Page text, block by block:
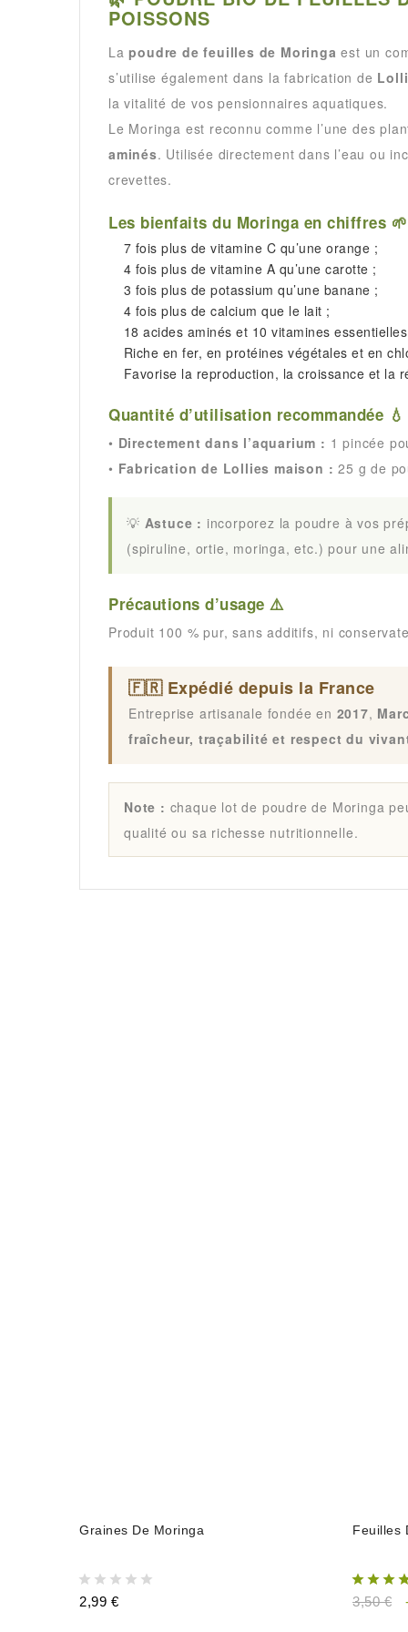
POISSONS
Lapoudre de feuilles de Moringa est un
s’utilise également dans la fabrication de
la vitalité de vos pensionnaires aquatiques.
Le Moringa est reconnu comme l’une des
aminés. Utilisée directement dans l’eau ou
crevettes.
Les bienfaits du Moringa en chiffres 🌱
7 fois plus de vitamine C qu’une orange ;
4 fois plus de vitamine A qu’une carotte ;
3 fois plus de potassium qu’une banane ;
4 fois plus de calcium que le lait ;
18 acides aminés et 10 vitamines
Riche en fer, en protéines végétales et en
Favorise la reproduction, la croissance et la
Quantité d’utilisation recommandée 💧
• Directement dans l’aquarium : 1 pincée
• Fabrication de Lollies maison : 25 g de
💡 Astuce : incorporez la poudre à vos
(spiruline, ortie, moringa, etc.) pour une
Précautions d’usage ⚠️
Produit 100 % pur, sans additifs, ni
🇫🇷 Expédié depuis la France
Entreprise artisanale fondée en 2017,
fraîcheur, traçabilité et respect du
Note : chaque lot de poudre de Moringa
qualité ou sa richesse nutritionnelle.
Graines De Moringa
2,99 €
Feuilles
3,50 €